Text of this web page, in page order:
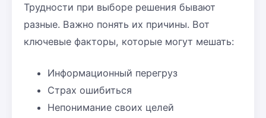
Трудности при выборе решения бывают
разные. Важно понять их причины. Вот
ключевые факторы, которые могут мешать:
Информационный перегруз
Страх ошибиться
Непонимание своих целей